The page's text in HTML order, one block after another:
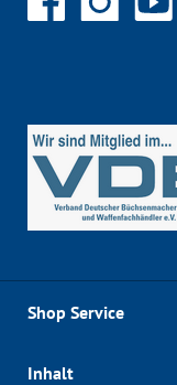
Shop Service
Inhalt